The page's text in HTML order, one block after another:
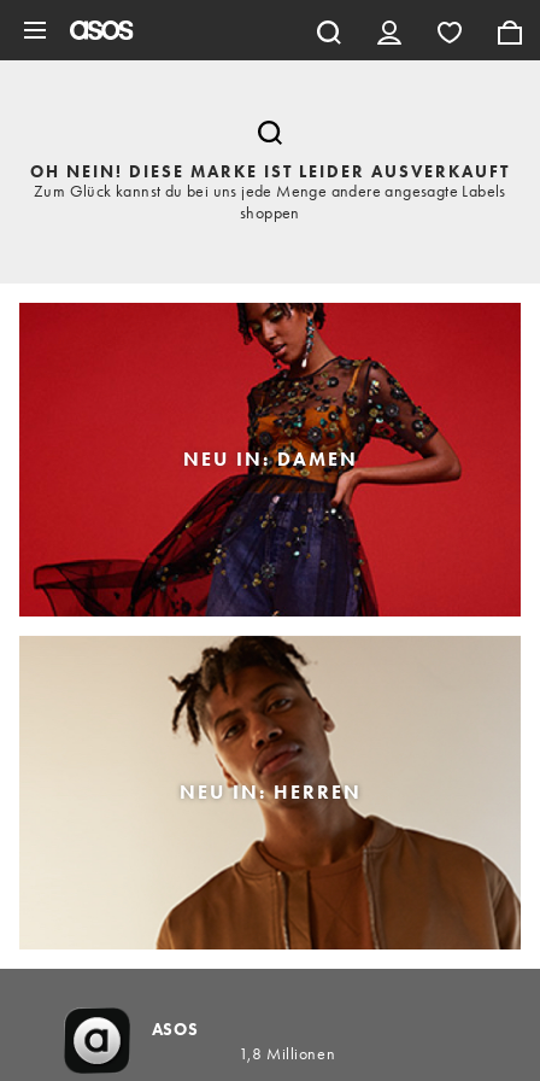
OH NEIN! DIESE MARKE IST LEIDER AUSVERKAUFT
Zum Glück kannst du bei uns jede Menge andere angesagte Labels
shoppen
NEU IN: DAMEN
NEU IN: HERREN
ASOS
1,8 Millionen